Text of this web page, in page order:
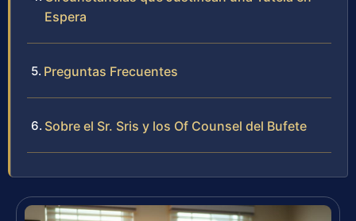
Espera
Preguntas Frecuentes
Sobre el Sr. Sris y los Of Counsel del Bufete